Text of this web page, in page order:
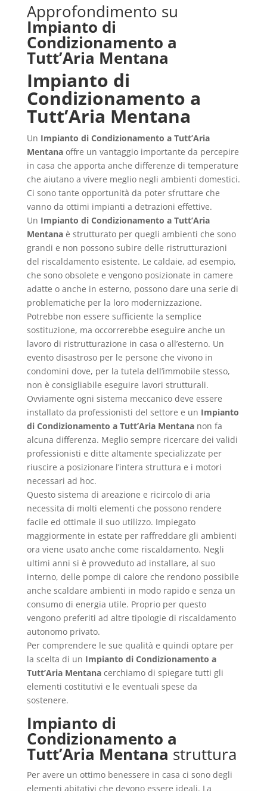
Approfondimento su
Impianto di
Condizionamento a
Tutt’Aria Mentana
Impianto di
Condizionamento a
Tutt’Aria Mentana
Un Impianto di Condizionamento a Tutt’Aria
Mentanaoffre un vantaggio importante da percepire
in casa che apporta anche differenze di temperature
che aiutano a vivere meglio negli ambienti domestici.
Ci sono tante opportunità da poter sfruttare che
vanno da ottimi impianti a detrazioni effettive.
Un Impianto di Condizionamento a Tutt’Aria
Mentanaè strutturato per quegli ambienti che sono
grandi e non possono subire delle ristrutturazioni
del riscaldamento esistente. Le caldaie, ad esempio,
che sono obsolete e vengono posizionate in camere
adatte o anche in esterno, possono dare una serie di
problematiche per la loro modernizzazione.
Potrebbe non essere sufficiente la semplice
sostituzione, ma occorrerebbe eseguire anche un
lavoro di ristrutturazione in casa o all’esterno. Un
evento disastroso per le persone che vivono in
condomini dove, per la tutela dell’immobile stesso,
non è consigliabile eseguire lavori strutturali.
Ovviamente ogni sistema meccanico deve essere
installato da professionisti del settore e un Impianto
di Condizionamento a Tutt’Aria Mentananon fa
alcuna differenza. Meglio sempre ricercare dei validi
professionisti e ditte altamente specializzate per
riuscire a posizionare l’intera struttura e i motori
necessari ad hoc.
Questo sistema di areazione e ricircolo di aria
necessita di molti elementi che possono rendere
facile ed ottimale il suo utilizzo. Impiegato
maggiormente in estate per raffreddare gli ambienti
ora viene usato anche come riscaldamento. Negli
ultimi anni si è provveduto ad installare, al suo
interno, delle pompe di calore che rendono possibile
anche scaldare ambienti in modo rapido e senza un
consumo di energia utile. Proprio per questo
vengono preferiti ad altre tipologie di riscaldamento
autonomo privato.
Per comprendere le sue qualità e quindi optare per
la scelta di un Impianto di Condizionamento a
Tutt’Aria Mentanacerchiamo di spiegare tutti gli
elementi costitutivi e le eventuali spese da
sostenere.
Impianto di
Condizionamento a
Tutt’Aria Mentana struttura
Per avere un ottimo benessere in casa ci sono degli
elementi abitativi che devono essere ideali. La